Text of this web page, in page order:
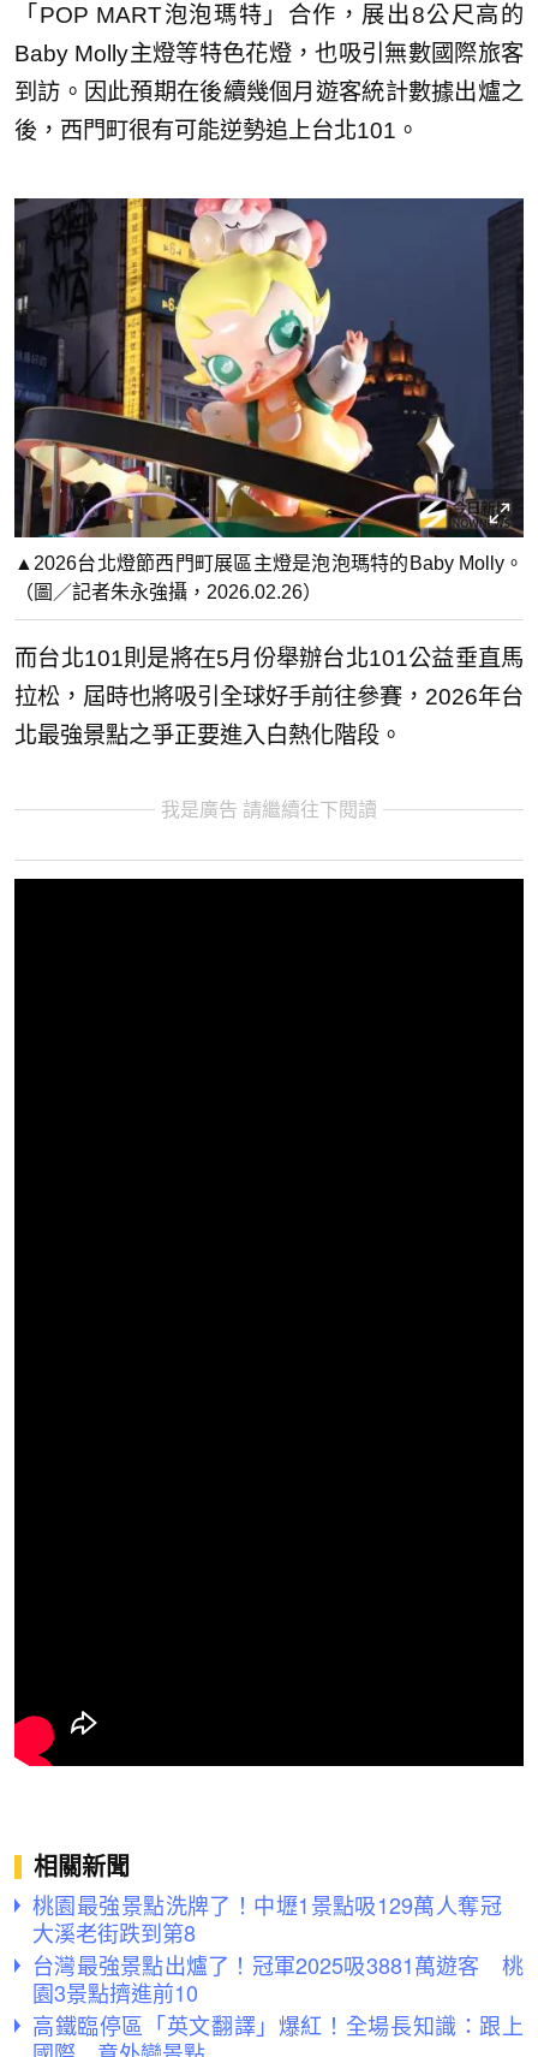
「POP MART泡泡瑪特」合作，展出8公尺高的
Baby Molly主燈等特色花燈，也吸引無數國際旅客
到訪。因此預期在後續幾個月遊客統計數據出爐之
後，西門町很有可能逆勢追上台北101。
▲2026台北燈節西門町展區主燈是泡泡瑪特的Baby Molly。
（圖／記者朱永強攝，2026.02.26）
而台北101則是將在5月份舉辦台北101公益垂直馬
拉松，屆時也將吸引全球好手前往參賽，2026年台
北最強景點之爭正要進入白熱化階段。
我是廣告 請繼續往下閱讀
相關新聞
桃園最強景點洗牌了！中壢1景點吸129萬人奪冠
大溪老街跌到第8
台灣最強景點出爐了！冠軍2025吸3881萬遊客 桃
園3景點擠進前10
高鐵臨停區「英文翻譯」爆紅！全場長知識：跟上